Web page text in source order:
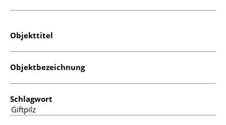
Objekttitel
Objektbezeichnung
Schlagwort